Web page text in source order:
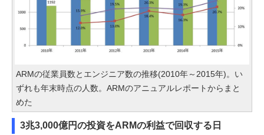
ARMの従業員数とエンジニア数の推移(2010年～2015年)。い
ずれも年末時点の人数。ARMのアニュアルレポートからまと
めた
3兆3,000億円の投資をARMの利益で回収する日